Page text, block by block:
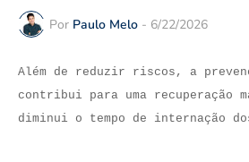
Por Paulo Melo - 6/22/2026
Além de reduzir riscos, a
contribui para uma recuperação
diminui o tempo de internação